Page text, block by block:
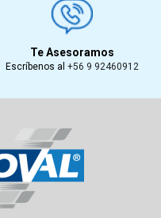
Te Asesoramos
Escríbenos al +56 9 92460912